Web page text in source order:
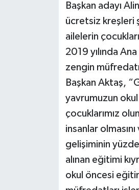
Başkan adayı
ücretsiz kreşleri
ailelerin
2019 yılında
zengin
Başkan Aktaş,
yavrumuzun
çocuklarımız
insanlar
gelişiminin
alınan eğitimi
okul öncesi